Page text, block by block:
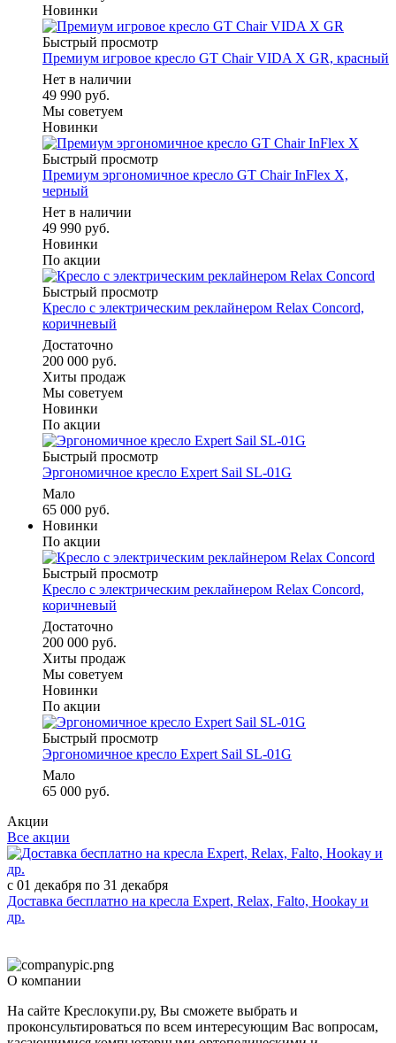
Новинки
Быстрый просмотр
Премиум игровое кресло GT Chair VIDA X GR, красный
Нет в наличии
49 990 руб.
Мы советуем
Новинки
Быстрый просмотр
Премиум эргономичное кресло GT Chair InFlex X,
черный
Нет в наличии
49 990 руб.
Новинки
По акции
Быстрый просмотр
Кресло с электрическим реклайнером Relax Concord,
коричневый
Достаточно
200 000 руб.
Хиты продаж
Мы советуем
Новинки
По акции
Быстрый просмотр
Эргономичное кресло Expert Sail SL-01G
Мало
65 000 руб.
Новинки
По акции
Быстрый просмотр
Кресло с электрическим реклайнером Relax Concord,
коричневый
Достаточно
200 000 руб.
Хиты продаж
Мы советуем
Новинки
По акции
Быстрый просмотр
Эргономичное кресло Expert Sail SL-01G
Мало
65 000 руб.
Акции
Все акции
с 01 декабря по 31 декабря
Доставка бесплатно на кресла Expert, Relax, Falto, Hookay и
др.
О компании
На сайте Креслокупи.ру, Вы сможете выбрать и
проконсультироваться по всем интересующим Вас вопросам,